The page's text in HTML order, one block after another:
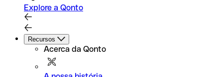
Explore a Qonto
Recursos
Acerca da Qonto